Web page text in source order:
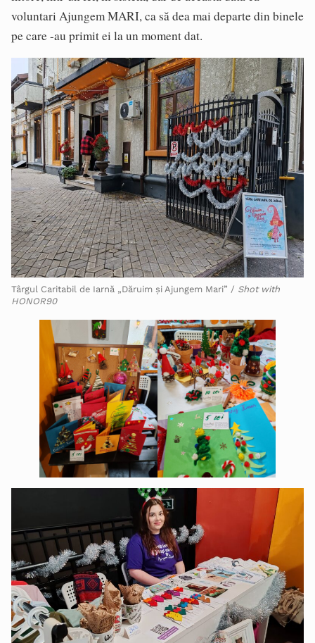
voluntari Ajungem MARI, ca să dea mai departe din binele
pe care -au primit ei la un moment dat.
Târgul Caritabil de Iarnă „Dăruim și Ajungem Mari” / Shot with
HONOR90